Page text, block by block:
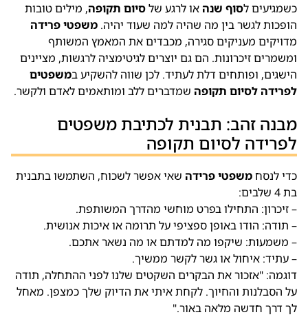
כשמגיעים לסוף שנה או לרגע שלסיום תקופה, מילים טובות
הופכות לגשר בין מה שהיה למה שעוד יהיה. משפטי פרידה
מדויקים מעניקים סגירה, מכבדים את המאמץ המשותף
ומשמרים זיכרונות. הם גם יוצרים לגיטימציה לרגשות, מציינים
הישגים, ופותחים דלת לעתיד. לכן שווה להשקיע במשפטים
לפרידה לסיום תקופה שמדברים ללב ומותאמים לאדם ולקשר.
מבנה זהב: תבנית לכתיבת משפטים
לפרידה לסיום תקופה
כדי לנסחמשפטי פרידה שאי אפשר לשכוח, השתמשו בתבנית
בת 4 שלבים:
– זיכרון: התחילו בפרט מוחשי מהדרך המשותפת.
– תודה: הודו באופן ספציפי על תרומה או איכות אנושית.
– משמעות: שיקפו מה למדתם או מה נשאר אתכם.
– עתיד: איחול או גשר לקשר ממשיך.
דוגמה: "אזכור את הבקרים השקטים שלנו לפני ההתחלה, תודה
על הסבלנות והחיוך. לקחת איתי את הדיוק שלך כמצפן. מאחל
לך דרך חדשה מלאה באור."